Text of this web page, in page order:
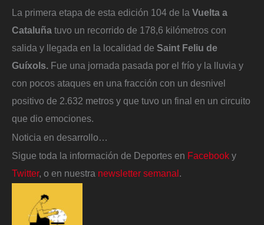
La primera etapa de esta edición 104 de la Vuelta a
Cataluña tuvo un recorrido de 178,6 kilómetros con
salida y llegada en la localidad de Saint Feliu de
Guíxols. Fue una jornada pasada por el frío y la lluvia y
con pocos ataques en una fracción con un desnivel
positivo de 2.632 metros y que tuvo un final en un circuito
que dio emociones.
Noticia en desarrollo…
Sigue toda la información de Deportes en Facebook y
Twitter, o en nuestra newsletter semanal.